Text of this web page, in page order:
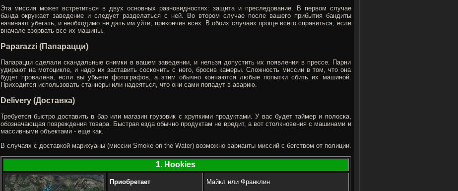
Эта миссия может встретиться в двух основных разновидностях: защита и преследование. В первом случае
банда окружает заведение и следует разделаться с ней. Во втором случае после вашего прибытия бандиты
начинают убегать, и необходимо не дать им уйти, прикончив всех. В обоих случаях проще всего справиться, если
вначале взорвать все их машины.
Paparazzi (Папарацци)
Папарацци сделали скандальные снимки в вашем заведении, и нельзя допустить их появления в прессе. Парни
удирают на мотоцикле, и надо их заставить соскочить с него, бросив камеры. Сложность миссии в том, что она
будет провалена, если вы убьете фотографов, а этим обычно кончаются любые попытки сбить их машиной.
Приходится использовать станнеры или надеяться, что они сами попадут в аварию.
Delivery (Доставка)
Требуется быстро доставить в бар или магазин грузовик с хрупкими продуктами. У вас будет таймер и полоска,
обозначающая повреждения товара. Быстрая езда обычно продуктам не вредит, а вот столкновения с машинами и
массивными объектами - еще как.
В случаях с доставкой марихуаны (миссии Smoke on the Water) возможно варианты миссий с бегством от полиции.
1. Hookies
Приобретает Майкл или Франклин